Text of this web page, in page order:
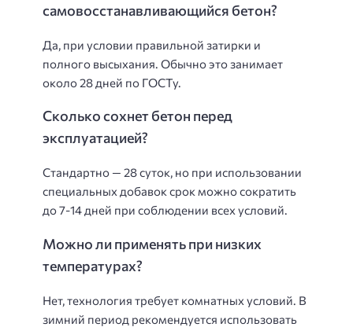
самовосстанавливающийся бетон?
Да, при условии правильной затирки и
полного высыхания. Обычно это занимает
около 28 дней по ГОСТу.
Сколько сохнет бетон перед
эксплуатацией?
Стандартно — 28 суток, но при использовании
специальных добавок срок можно сократить
до 7-14 дней при соблюдении всех условий.
Можно ли применять при низких
температурах?
Нет, технология требует комнатных условий. В
зимний период рекомендуется использовать